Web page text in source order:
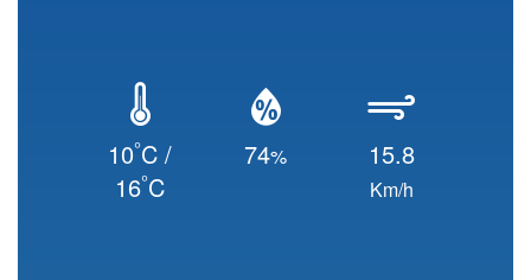
10°C /
16°C
74% 15.8
Km/h